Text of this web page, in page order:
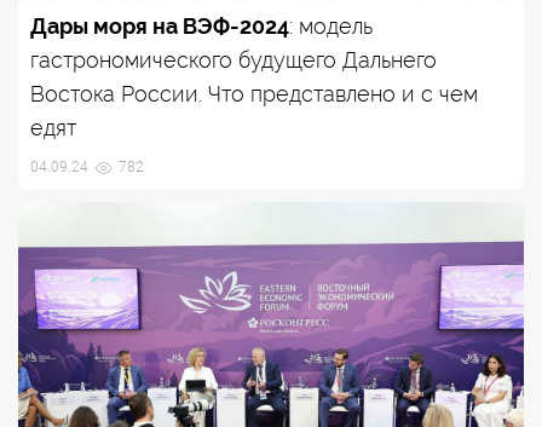
Дары моря на ВЭФ-2024: модель
гастрономического будущего Дальнего
Востока России. Что представлено и с чем
едят
04.09.24 782